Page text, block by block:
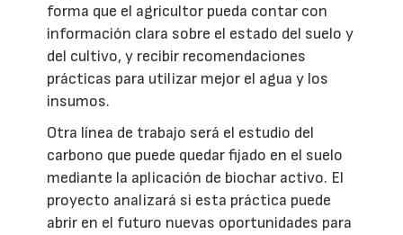
forma que el agricultor pueda contar con
información clara sobre el estado del suelo y
del cultivo, y recibir recomendaciones
prácticas para utilizar mejor el agua y los
insumos.
Otra línea de trabajo será el estudio del
carbono que puede quedar fijado en el suelo
mediante la aplicación de biochar activo. El
proyecto analizará si esta práctica puede
abrir en el futuro nuevas oportunidades para